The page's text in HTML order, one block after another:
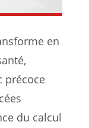
en
précoce
du calcul